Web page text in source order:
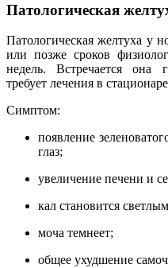
Патологическая
Патологическая желтуха у
или позже сроков
недель. Встречается она
требует лечения в
Симптом:
появление
глаз;
увеличение печени и
кал становится
моча темнеет;
общее ухудшение